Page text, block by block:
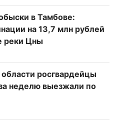
в Тамбове:
на 13,7 млн рублей
реки Цны
росгвардейцы
неделю выезжали по